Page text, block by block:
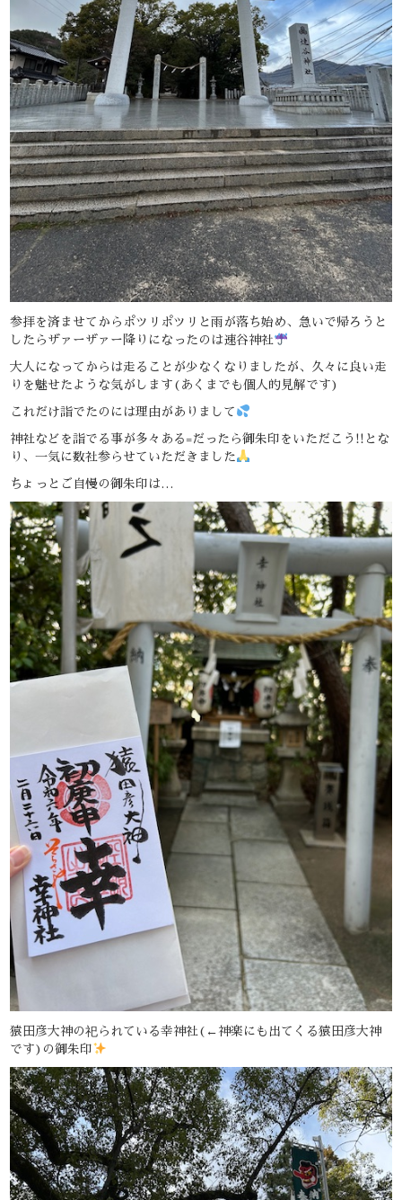
参拝を済ませてからポツリポツリと雨が落ち始め、急いで帰ろうと
したらザァーザァー降りになったのは速谷神社
大人になってからは走ることが少なくなりましたが、久々に良い走
りを魅せたような気がします(あくまでも個人的見解です)
これだけ詣でたのには理由がありまして
神社などを詣でる事が多々ある=だったら御朱印をいただこう!!とな
り、一気に数社参らせていただきました
ちょっとご自慢の御朱印は…
猿田彦大神の祀られている幸神社(←神楽にも出てくる猿田彦大神
です)の御朱印